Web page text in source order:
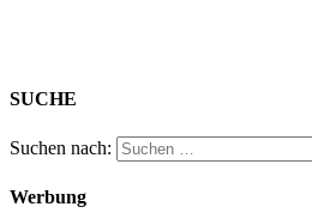
SUCHE
Suchen nach:
Werbung